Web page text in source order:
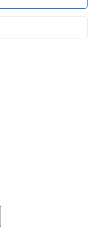
sorvete que
experiência